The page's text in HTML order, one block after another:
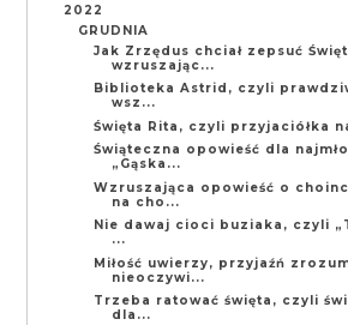
2022
GRUDNIA
Jak Zrzędus chciał zepsuć
wzruszając...
Biblioteka Astrid, czyli
wsz...
Święta Rita, czyli przyjaciółka
Świąteczna opowieść dla
„Gąska...
Wzruszająca opowieść o
na cho...
Nie dawaj cioci buziaka, czyli
...
Miłość uwierzy, przyjaźń
nieoczywi...
Trzeba ratować święta, czyli
dla...